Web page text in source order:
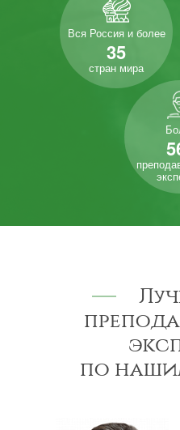
Вся Россия и более
35
стран мира
по